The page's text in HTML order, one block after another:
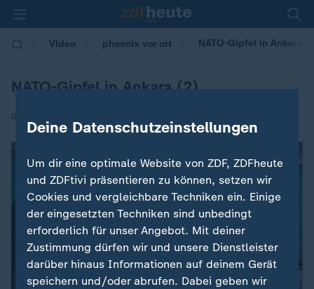
Video phoenix vor ort NATO-Gipfel in Ankara
NATO-Gipfel in Ankara (2)
08.07.2026 | 15:22
Deine Datenschutzeinstellungen
Um dir eine optimale Website von ZDF, ZDFheute
und ZDFtivi präsentieren zu können, setzen wir
Cookies und vergleichbare Techniken ein. Einige
der eingesetzten Techniken sind unbedingt
erforderlich für unser Angebot. Mit deiner
Zustimmung dürfen wir und unsere Dienstleister
darüber hinaus Informationen auf deinem Gerät
speichern und/oder abrufen. Dabei geben wir